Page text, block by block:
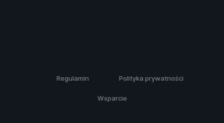
Regulamin Polityka prywatności
Wsparcie